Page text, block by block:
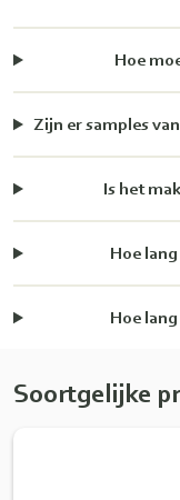
Hoe
Zijn er samples
Is het
Hoe
Hoe
Soortgelijke